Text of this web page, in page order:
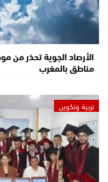
الأرصاد الجوية تحذر
مناطق بالمغرب
تربية وتكوين